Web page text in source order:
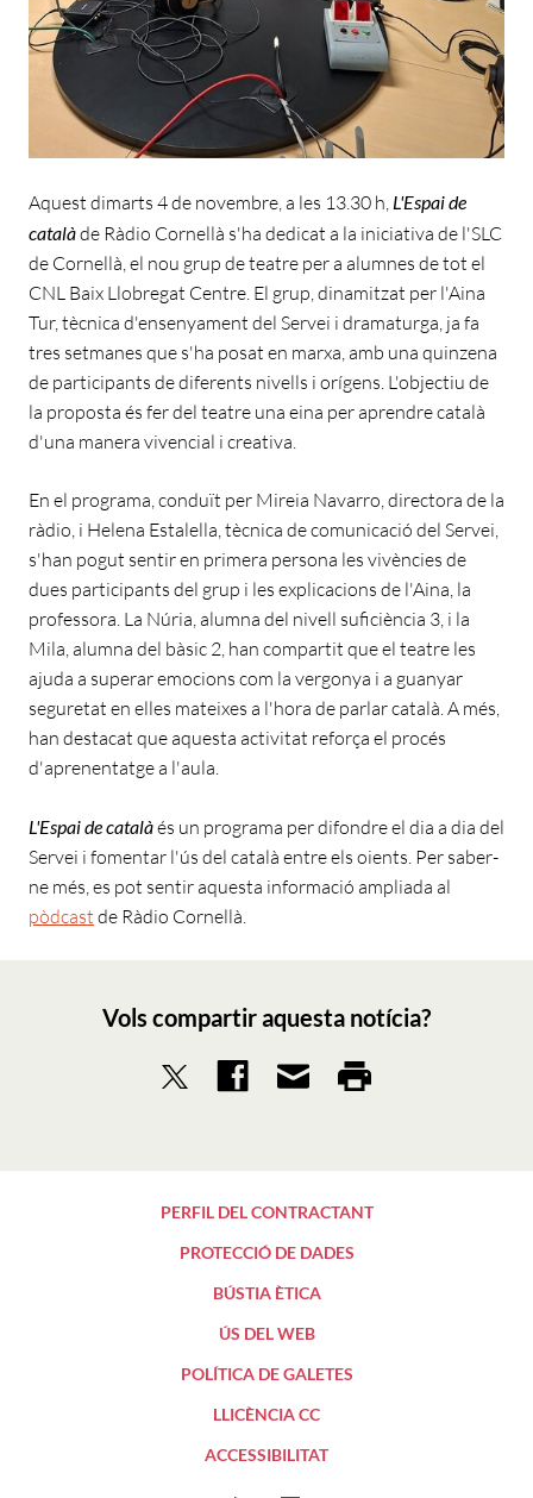
Aquest dimarts 4 de novembre, a les 13.30 h, L'Espai de
catalàde Ràdio Cornellà s'ha dedicat a la iniciativa de l'SLC
de Cornellà, el nou grup de teatre per a alumnes de tot el
CNL Baix Llobregat Centre. El grup, dinamitzat per l'Aina
Tur, tècnica d'ensenyament del Servei i dramaturga, ja fa
tres setmanes que s'ha posat en marxa, amb una quinzena
de participants de diferents nivells i orígens. L'objectiu de
la proposta és fer del teatre una eina per aprendre català
d'una manera vivencial i creativa.
En el programa, conduït per Mireia Navarro, directora de la
ràdio, i Helena Estalella, tècnica de comunicació del Servei,
s'han pogut sentir en primera persona les vivències de
dues participants del grup i les explicacions de l'Aina, la
professora. La Núria, alumna del nivell suficiència 3, i la
Mila, alumna del bàsic 2, han compartit que el teatre les
ajuda a superar emocions com la vergonya i a guanyar
seguretat en elles mateixes a l'hora de parlar català. A més,
han destacat que aquesta activitat reforça el procés
d'aprenentatge a l'aula.
L'Espai de catalàés un programa per difondre el dia a dia del
Servei i fomentar l'ús del català entre els oients. Per saber-
ne més, es pot sentir aquesta informació ampliada al
pòdcast de Ràdio Cornellà.
Vols compartir aquesta notícia?
PERFIL DEL CONTRACTANT
PROTECCIÓ DE DADES
BÚSTIA ÈTICA
ÚS DEL WEB
POLÍTICA DE GALETES
LLICÈNCIA CC
ACCESSIBILITAT